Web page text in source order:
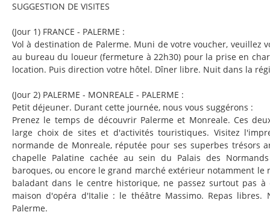
SUGGESTION DE VISITES
(Jour 1) FRANCE - PALERME :
Vol à destination de Palerme. Muni de votre voucher, veuillez
au bureau du loueur (fermeture à 22h30) pour la prise en
location. Puis direction votre hôtel. Dîner libre. Nuit dans la
(Jour 2) PALERME - MONREALE - PALERME :
Petit déjeuner. Durant cette journée, nous vous suggérons :
Prenez le temps de découvrir Palerme et Monreale. Ces
large choix de sites et d'activités touristiques. Visitez
normande de Monreale, réputée pour ses superbes trésors
chapelle Palatine cachée au sein du Palais des
baroques, ou encore le grand marché extérieur notamment le
baladant dans le centre historique, ne passez surtout pas
maison d'opéra d'Italie : le théâtre Massimo. Repas
Palerme.